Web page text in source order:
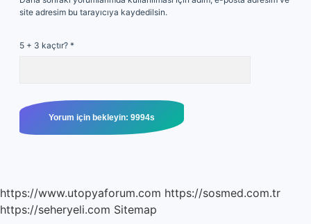
site adresim bu tarayıcıya kaydedilsin.
5 + 3 kaçtır? *
https://www.utopyaforum.com https://sosmed.com.tr
https://seheryeli.com Sitemap